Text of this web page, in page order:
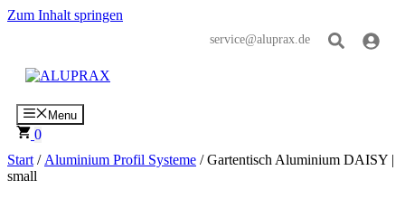
Zum Inhalt springen
service@aluprax.de
Menu
0
Start / Aluminium Profil Systeme / Gartentisch Aluminium DAISY |
small